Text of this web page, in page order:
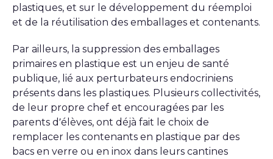
plastiques, et sur le développement du réemploi
et de la réutilisation des emballages et contenants.
Par ailleurs, la suppression des emballages
primaires en plastique est un enjeu de santé
publique, lié aux perturbateurs endocriniens
présents dans les plastiques. Plusieurs collectivités,
de leur propre chef et encouragées par les
parents d’élèves, ont déjà fait le choix de
remplacer les contenants en plastique par des
bacs en verre ou en inox dans leurs cantines